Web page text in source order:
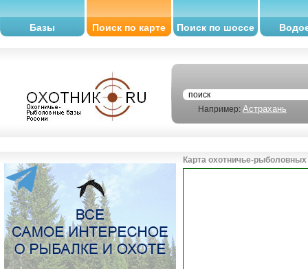
Базы Поиск по карте Поиск по шоссе
Например: Астрахань
Карта охотничье-